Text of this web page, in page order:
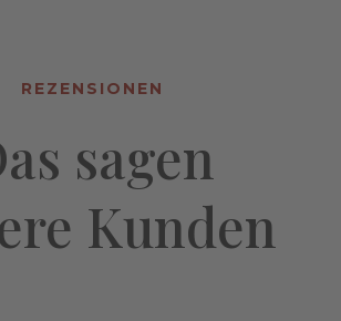
REZENSIONEN
sagen
Kunden